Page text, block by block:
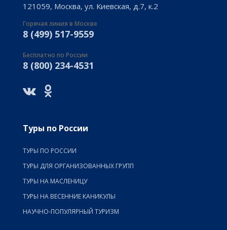
121059, Москва, ул. Киевская, д.7, к.2
Горячая линия в Москве
8 (499) 517-9559
Бесплатно по России
8 (800) 234-4531
Туры по России
ТУРЫ ПО РОССИИ
ТУРЫ ДЛЯ ОРГАНИЗОВАННЫХ ГРУПП
ТУРЫ НА МАСЛЕНИЦУ
ТУРЫ НА ВЕСЕННИЕ КАНИКУЛЫ
НАУЧНО-ПОПУЛЯРНЫЙ ТУРИЗМ